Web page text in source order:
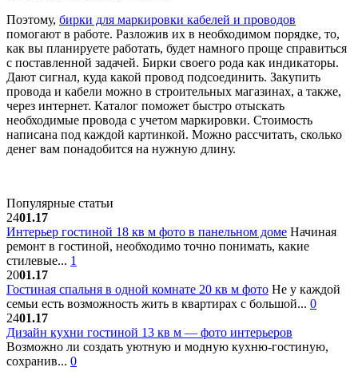
Поэтому, бирки для маркировки кабелей и проводов
помогают в работе. Разложив их в необходимом порядке, то,
как вы планируете работать, будет намного проще справиться
с поставленной задачей. Бирки своего рода как индикаторы.
Дают сигнал, куда какой провод подсоединить. Закупить
провода и кабели можно в строительных магазинах, а также,
через интернет. Каталог поможет быстро отыскать
необходимые провода с учетом маркировки. Стоимость
написана под каждой картинкой. Можно рассчитать, сколько
денег вам понадобится на нужную длину.
Популярные статьи
2401.17
Интерьер гостиной 18 кв м фото в панельном доме Начиная
ремонт в гостиной, необходимо точно понимать, какие
стилевые... 1
2001.17
Гостиная спальня в одной комнате 20 кв м фото Не у каждой
семьи есть возможность жить в квартирах с большой... 0
2401.17
Дизайн кухни гостиной 13 кв м — фото интерьеров
Возможно ли создать уютную и модную кухню-гостиную,
сохранив... 0